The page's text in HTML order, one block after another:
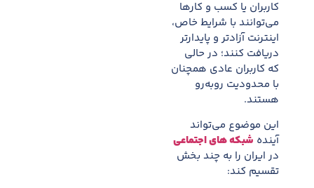
کاربران یا کسب و کارها
می‌توانند با شرایط خاص،
اینترنت آزادتر و پایدارتر
دریافت کنند؛ در حالی
که کاربران عادی همچنان
با محدودیت روبه‌رو
هستند.
این موضوع می‌تواند
آینده شبکه های اجتماعی
در ایران را به چند بخش
تقسیم کند: